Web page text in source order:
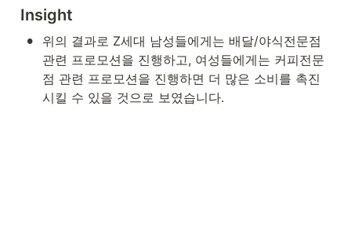
Insight
•
위의 결과로 Z세대 남성들에게는 배달/야식전문점
관련 프로모션을 진행하고, 여성들에게는 커피전문
점 관련 프로모션을 진행하면 더 많은 소비를 촉진
시킬 수 있을 것으로 보였습니다.